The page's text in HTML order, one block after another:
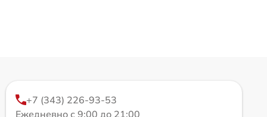
+7 (343) 226-93-53
Ежедневно с 9:00 до 21:00